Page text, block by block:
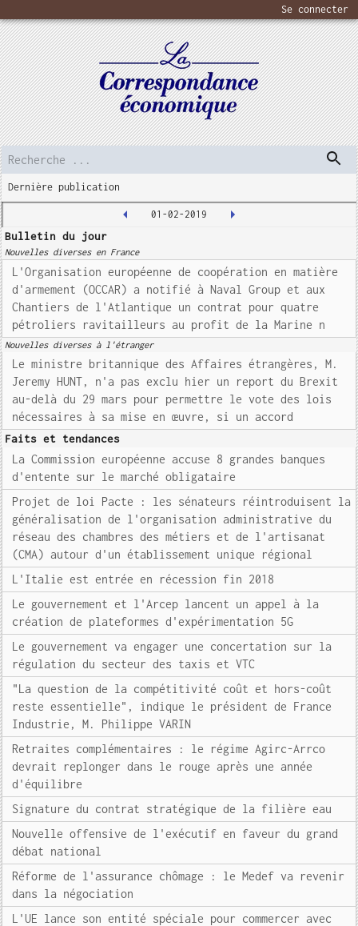
Se connecter
Dernière publication
01-02-2019
Bulletin du jour
Nouvelles diverses en France
L'Organisation européenne de coopération en matière
d'armement (OCCAR) a notifié à Naval Group et aux
Chantiers de l'Atlantique un contrat pour quatre
pétroliers ravitailleurs au profit de la Marine n
Nouvelles diverses à l'étranger
Le ministre britannique des Affaires étrangères, M.
Jeremy HUNT, n'a pas exclu hier un report du Brexit
au-delà du 29 mars pour permettre le vote des lois
nécessaires à sa mise en œuvre, si un accord
Faits et tendances
La Commission européenne accuse 8 grandes banques
d'entente sur le marché obligataire
Projet de loi Pacte : les sénateurs réintroduisent la
généralisation de l'organisation administrative du
réseau des chambres des métiers et de l'artisanat
(CMA) autour d'un établissement unique régional
L'Italie est entrée en récession fin 2018
Le gouvernement et l'Arcep lancent un appel à la
création de plateformes d'expérimentation 5G
Le gouvernement va engager une concertation sur la
régulation du secteur des taxis et VTC
"La question de la compétitivité coût et hors-coût
reste essentielle", indique le président de France
Industrie, M. Philippe VARIN
Retraites complémentaires : le régime Agirc-Arrco
devrait replonger dans le rouge après une année
d'équilibre
Signature du contrat stratégique de la filière eau
Nouvelle offensive de l'exécutif en faveur du grand
débat national
Réforme de l'assurance chômage : le Medef va revenir
dans la négociation
L'UE lance son entité spéciale pour commercer avec